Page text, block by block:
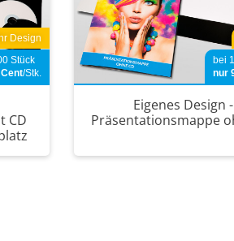
Design
Stück
Cent/Stk.
CD
bei
nur
Eigenes Design -
Präsentationsmappe